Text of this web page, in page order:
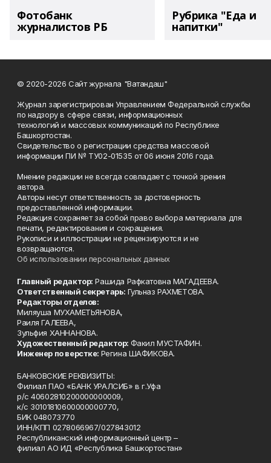
Фотобанк
журналистов РБ
Рубрика "Еда и
напитки"
© 2020-2026 Сайт журнала "Ватандаш"
Журнал зарегистрирован Управлением Федеральной службы
по надзору в сфере связи, информационных
технологий и массовых коммуникаций по Республике
Башкортостан.
Свидетельство о регистрации средства массовой
информации ПИ № ТУ02-01535 от 06 июня 2016 года.
Мнение редакции не всегда совпадает с точкой зрения
автора.
Авторы несут ответственность за достоверность
предоставленной информации.
Редакция сохраняет за собой право выбора материала для
печати, редактирования и сокращения.
Рукописи и иллюстрации не рецензируются и не
возвращаются.
Об использовании персональных данных
Главный редактор: Рашида Рафкатовна МАГАДЕЕВА.
Ответственный секретарь: Гульназ РАХМЕТОВА.
Редакторы отделов:
Миляуша МУХАМЕТЬЯНОВА,
Раиля ГАЛЕЕВА,
Зульфия ХАННАНОВА.
Художественный редактор: Факил МУСТАФИН.
Инженер по верстке: Регина ШАФИКОВА.
БАНКОВСКИЕ РЕКВИЗИТЫ:
Филиал ПАО «БАНК УРАЛСИБ» в г.Уфа
р/с 40602810200000000009,
к/с 30101810600000000770,
БИК 048073770
ИНН/КПП 0278066967/027843012
Республиканский информационный центр –
филиал АО ИД «Республика Башкортостан»